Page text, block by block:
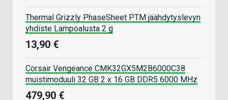
Thermal Grizzly PhaseSheet PTM jäähdytyslevyn
yhdiste Lämpöalusta 2 g
13,90 €
Corsair Vengeance CMK32GX5M2B6000C38
muistimoduuli 32 GB 2 x 16 GB DDR5 6000 MHz
479,90 €